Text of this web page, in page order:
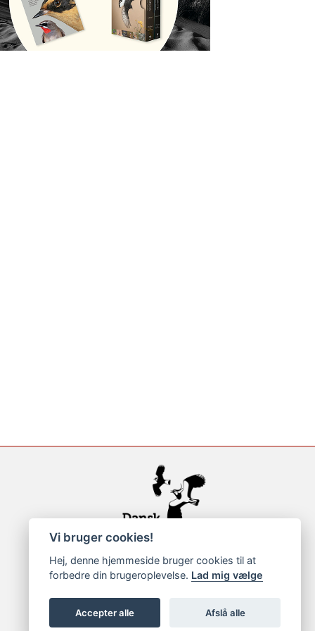
Vi bruger cookies!
Hej, denne hjemmeside bruger cookies til at
forbedre din brugeroplevelse. Lad mig vælge
Accepter alle Afslå alle